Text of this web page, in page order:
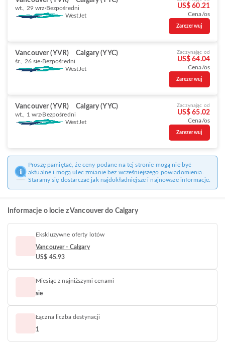
wt., 29 wrz Bezpośredni
WestJet
US$ 60.21
Cena/os
Zarezerwuj
Vancouver (YVR) Calgary (YYC)
śr., 26 sie Bezpośredni
WestJet
Zaczynając od
US$ 64.04
Cena/os
Zarezerwuj
Vancouver (YVR) Calgary (YYC)
wt., 1 wrz Bezpośredni
WestJet
Zaczynając od
US$ 65.02
Cena/os
Zarezerwuj
Proszę pamiętać, że ceny podane na tej stronie mogą nie być
aktualne i mogą ulec zmianie bez wcześniejszego powiadomienia.
Staramy się dostarczać jak najdokładniejsze i najnowsze informacje.
Informacje o locie z Vancouver do Calgary
Ekskluzywne oferty lotów
Vancouver - Calgary
US$ 45.93
Miesiąc z najniższymi cenami
sie
Łączna liczba destynacji
1